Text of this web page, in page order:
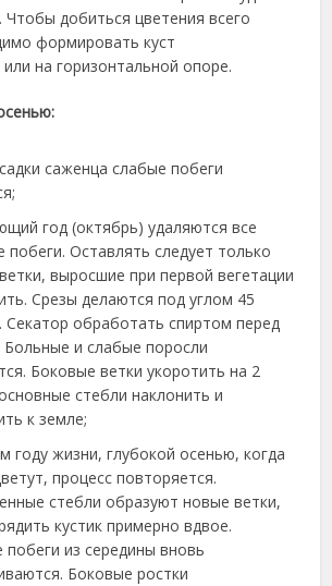
Чтобы добиться цветения всего
формировать куст
на горизонтальной опоре.
саженца слабые побеги
год (октябрь) удаляются все
побеги. Оставлять следует только
выросшие при первой вегетации
Срезы делаются под углом 45
Секатор обработать спиртом перед
и слабые поросли
Боковые ветки укоротить на 2
стебли наклонить и
к земле;
году жизни, глубокой осенью, когда
процесс повторяется.
стебли образуют новые ветки,
кустик примерно вдвое.
из середины вновь
Боковые ростки